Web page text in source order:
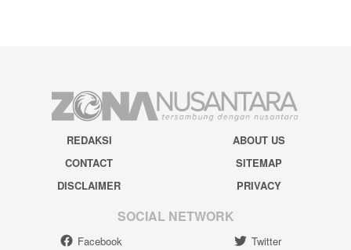
REDAKSI
ABOUT US
CONTACT
SITEMAP
DISCLAIMER
PRIVACY
SOCIAL NETWORK
Facebook
Twitter